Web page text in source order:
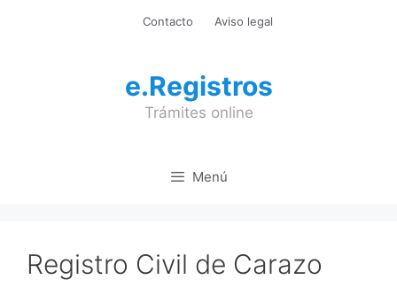
Contacto Aviso legal
e.Registros
Trámites online
Menú
Registro Civil de Carazo